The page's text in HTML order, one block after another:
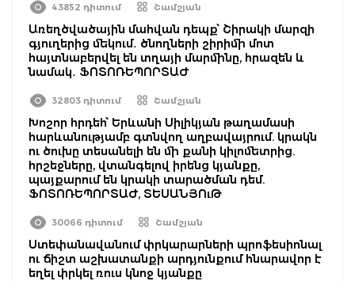
43852 դիտում Շամշյան
Առեղծվածային մահվան դեպք՝ Շիրակի մարզի
գյուղերից մեկում․ ծնողների շիրիմի մոտ
հայտնաբերվել են տղայի մարմինը, հրազեն և
նամակ․ ՖՈՏՈՌԵՊՈՐՏԱԺ
32803 դիտում Շամշյան
Խոշոր հրդեհ՝ Երևանի Սիլիկյան թաղամասի
հարևանությամբ գտնվող աղբավայրում. կրակն
ու ծուխը տեսանելի են մի քանի կիլոմետրից.
հրշեջները, վտանգելով իրենց կյանքը,
պայքարում են կրակի տարածման դեմ.
ՖՈՏՈՌԵՊՈՐՏԱԺ, ՏԵՍԱՆՅՈւԹ
30066 դիտում Շամշյան
Ստեփանավանում փրկարարների պրոֆեսիոնալ
ու ճիշտ աշխատանքի արդյունքում հնարավոր է
եղել փրկել ռուս կնոջ կյանքը